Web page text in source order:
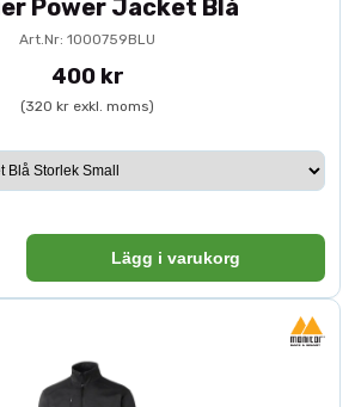
Power Jacket Blå
Art.Nr: 1000759BLU
400 kr
(320 kr exkl. moms)
Lägg i varukorg